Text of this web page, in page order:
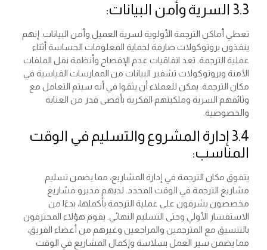
3.3 السرية وأمن البيانات:
تعطي أماكن الترجمة الأولوية لسرية العميل وأمن البيانات. إنهم
ينفذون بروتوكولات صارمة لحماية المعلومات الحساسة أثناء
عملية الترجمة. تعد اتفاقيات عدم الإفصاح وأنظمة نقل الملفات
الآمنة وبروتوكولات تشفير البيانات من الممارسات القياسية في
مكان الترجمة. يمكن للعملاء أن يثقوا في أنه سيتم التعامل مع
وثائقهم السرية وملكيتهم الفكرية بأقصى قدر من العناية
والخصوصية.
3.4 إدارة المشروع والتسليم في الوقت
المناسب:
يتفوق مكان الترجمة في إدارة المشاريع، مما يضمن تسليم
مشاريع الترجمة في الوقت المحدد. لديهم مديرو مشاريع
مخصصون يشرفون على عملية الترجمة بأكملها، بدءًا من
الاستفسار الأولي وحتى التسليم النهائي. يقوم هؤلاء المحترفون
بالتنسيق مع المترجمين والمراجعين وغيرهم من أعضاء الفريق،
مما يضمن سير العمل بسلاسة وإكمال المشاريع في الوقت